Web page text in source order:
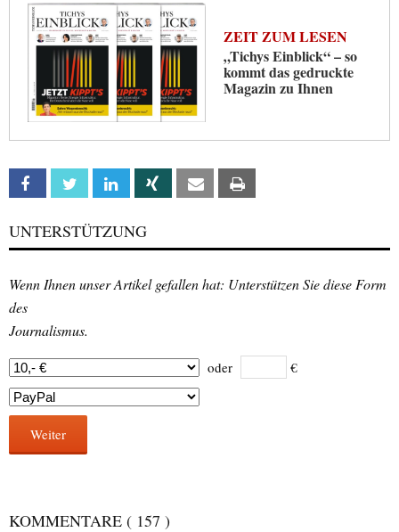
ZEIT ZUM LESEN
„Tichys Einblick“ – so
kommt das gedruckte
Magazin zu Ihnen
Facebook Twitter Linkedin Xing Email
UNTERSTÜTZUNG
Wenn Ihnen unser Artikel gefallen hat: Unterstützen Sie diese Form
des
Journalismus.
oder €
Weiter
KOMMENTARE ( 157 )